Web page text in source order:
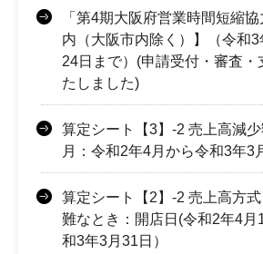
「第4期大阪府営業時間短縮
内（大阪市内除く）】（令和3
24日まで）(申請受付・審査・
たしました)
算定シート【3】-2 売上高減
月：令和2年4月から令和3年3
算定シート【2】-2 売上高方
難なとき：開店日(令和2年4月
和3年3月31日）